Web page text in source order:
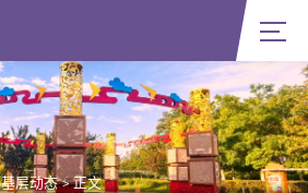
基层动态 > 正文